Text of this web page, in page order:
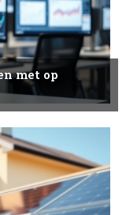
met op